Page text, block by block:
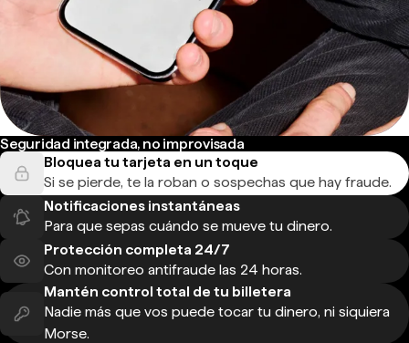
Seguridad integrada, no improvisada
Bloquea tu tarjeta en un toque
Si se pierde, te la roban o sospechas que hay fraude.
Notificaciones instantáneas
Para que sepas cuándo se mueve tu dinero.
Protección completa 24/7
Con monitoreo antifraude las 24 horas.
Mantén control total de tu billetera
Nadie más que vos puede tocar tu dinero, ni siquiera
Morse.